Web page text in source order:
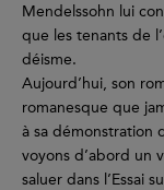
Mendelssohn lui
que les tenants de
déisme.
Aujourd’hui, son
romanesque que
à sa démonstration
voyons d’abord un
saluer dans l’Essai